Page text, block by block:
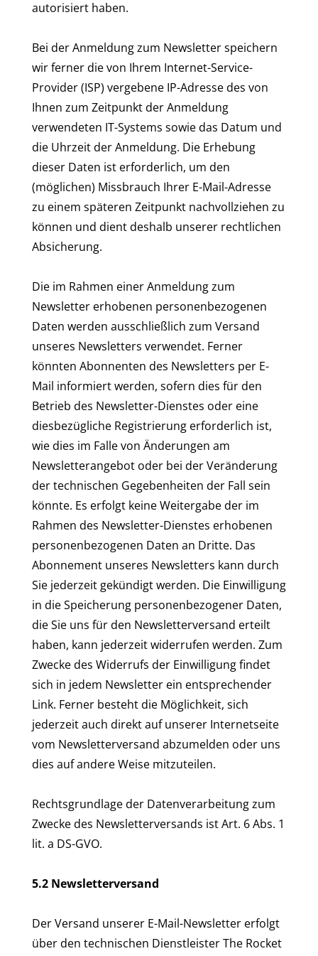
autorisiert haben.
Bei der Anmeldung zum Newsletter speichern
wir ferner die von Ihrem Internet-Service-
Provider (ISP) vergebene IP-Adresse des von
Ihnen zum Zeitpunkt der Anmeldung
verwendeten IT-Systems sowie das Datum und
die Uhrzeit der Anmeldung. Die Erhebung
dieser Daten ist erforderlich, um den
(möglichen) Missbrauch Ihrer E-Mail-Adresse
zu einem späteren Zeitpunkt nachvollziehen zu
können und dient deshalb unserer rechtlichen
Absicherung.
Die im Rahmen einer Anmeldung zum
Newsletter erhobenen personenbezogenen
Daten werden ausschließlich zum Versand
unseres Newsletters verwendet. Ferner
könnten Abonnenten des Newsletters per E-
Mail informiert werden, sofern dies für den
Betrieb des Newsletter-Dienstes oder eine
diesbezügliche Registrierung erforderlich ist,
wie dies im Falle von Änderungen am
Newsletterangebot oder bei der Veränderung
der technischen Gegebenheiten der Fall sein
könnte. Es erfolgt keine Weitergabe der im
Rahmen des Newsletter-Dienstes erhobenen
personenbezogenen Daten an Dritte. Das
Abonnement unseres Newsletters kann durch
Sie jederzeit gekündigt werden. Die Einwilligung
in die Speicherung personenbezogener Daten,
die Sie uns für den Newsletterversand erteilt
haben, kann jederzeit widerrufen werden. Zum
Zwecke des Widerrufs der Einwilligung findet
sich in jedem Newsletter ein entsprechender
Link. Ferner besteht die Möglichkeit, sich
jederzeit auch direkt auf unserer Internetseite
vom Newsletterversand abzumelden oder uns
dies auf andere Weise mitzuteilen.
Rechtsgrundlage der Datenverarbeitung zum
Zwecke des Newsletterversands ist Art. 6 Abs. 1
lit. a DS-GVO.
5.2 Newsletterversand
Der Versand unserer E-Mail-Newsletter erfolgt
über den technischen Dienstleister The Rocket